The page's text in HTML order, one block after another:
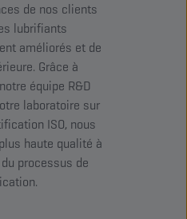
de nos clients
lubrifiants
améliorés et de
Grâce à
équipe R&D
laboratoire sur
ISO, nous
haute qualité à
processus de